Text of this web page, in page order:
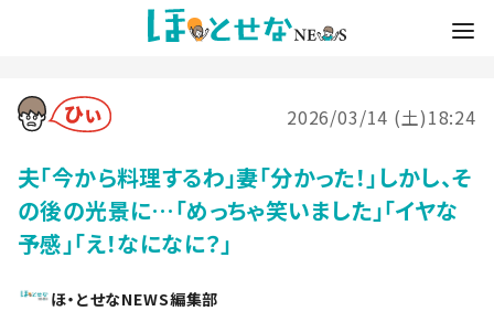
2026/03/14 (土)18:24
夫「今から料理するわ」妻「分かった！」しかし、そ
の後の光景に…「めっちゃ笑いました」「イヤな
予感」「え！なになに？」
ほ・とせなNEWS編集部